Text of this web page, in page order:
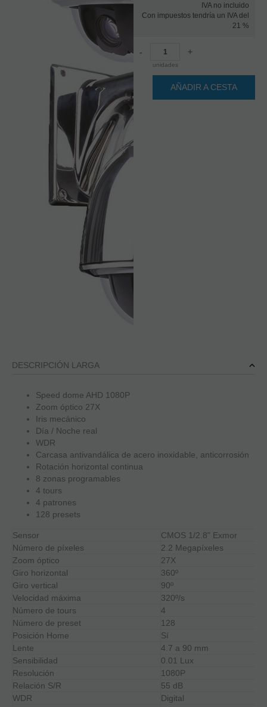
IVA no incluido
Con impuestos tendría un IVA del
21 %
-
unidades
+
AÑADIR A CESTA
DESCRIPCIÓN LARGA
Speed dome AHD 1080P
Zoom óptico 27X
Iris mecánico
Día / Noche real
WDR
Carcasa antivandálica de acero inoxidable, anticorrosión
Rotación horizontal continua
8 zonas programables
4 tours
4 patrones
128 presets
Sensor
CMOS 1/2.8" Exmor
Número de píxeles
2.2 Megapíxeles
Zoom óptico
27X
Giro horizontal
360º
Giro vertical
90º
Velocidad máxima
320º/s
Número de tours
4
Número de preset
128
Posición Home
Sí
Lente
4.7 a 90 mm
Sensibilidad
0.01 Lux
Resolución
1080P
Relación S/R
55 dB
WDR
Digital